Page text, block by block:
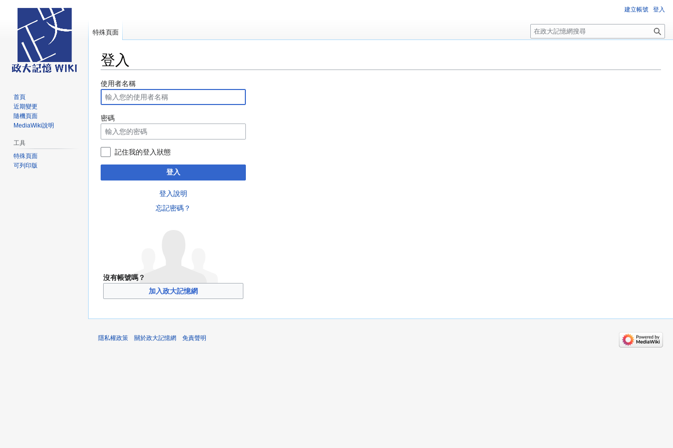
登入
跳
至
導
覽
跳
至
搜
尋
使用者名稱
密碼
記住我的登入狀態
登入
登入說明
忘記密碼？
沒有帳號嗎？
加入政大記憶網
建立帳號 登入
特殊頁面
搜
尋
首頁
近期變更
隨機頁面
MediaWiki說明
工具
特殊頁面
可列印版
隱私權政策 關於政大記憶網 免責聲明